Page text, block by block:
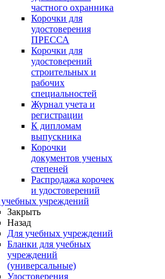
частного охранника
Корочки для
удостоверения
ПРЕССА
Корочки для
удостоверений
строительных и
рабочих
специальностей
Журнал учета и
регистрации
К дипломам
выпускника
Корочки
документов ученых
степеней
Распродажа корочек
и удостоверений
учреждений
Закрыть
Назад
Для учебных учреждений
Бланки для учебных
учреждений
(универсальные)
Удостоверения